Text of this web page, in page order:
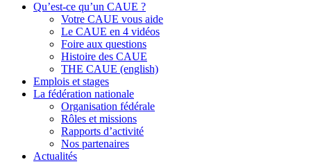
Qu’est-ce qu’un CAUE ?
Votre CAUE vous aide
Le CAUE en 4 vidéos
Foire aux questions
Histoire des CAUE
THE CAUE (english)
Emplois et stages
La fédération nationale
Organisation fédérale
Rôles et missions
Rapports d’activité
Nos partenaires
Actualités